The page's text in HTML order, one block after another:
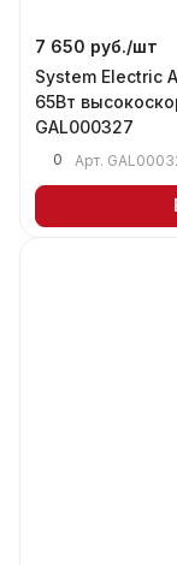
7 650 руб./шт
System Electric
65Вт
GAL000327
0 Арт.